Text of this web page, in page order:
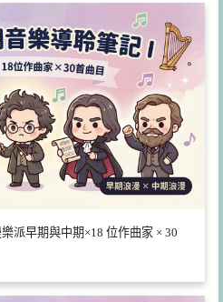
派早期與中期×18 位作曲家 × 30